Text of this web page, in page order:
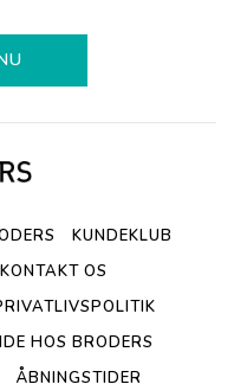
KUNDEKLUB
KONTAKT OS
HOS BRODERS
ÅBNINGSTIDER